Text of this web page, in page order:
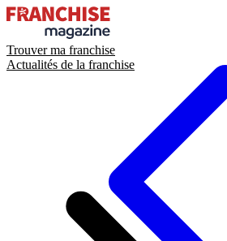
Trouver ma franchise
Actualités de la franchise